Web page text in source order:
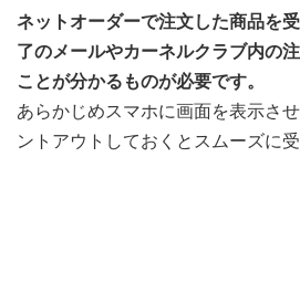
ネットオーダーで注文した商品を
了のメールやカーネルクラブ内の
ことが分かるものが必要です。
あらかじめスマホに画面を表示さ
ントアウトしておくとスムーズに受